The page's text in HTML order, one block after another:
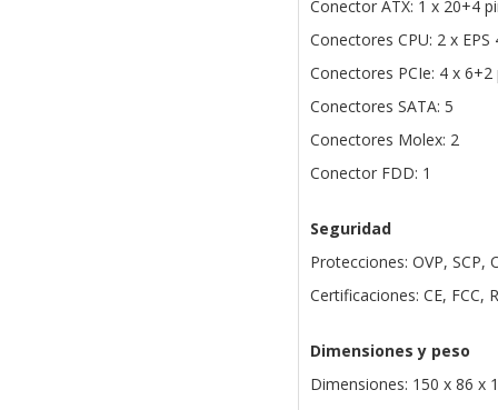
Conector ATX: 1 x 20+4
Conectores CPU: 2 x EPS
Conectores PCIe: 4 x 6+2
Conectores SATA: 5
Conectores Molex: 2
Conector FDD: 1
Seguridad
Protecciones: OVP, SCP,
Certificaciones: CE, FCC,
Dimensiones y peso
Dimensiones: 150 x 86 x